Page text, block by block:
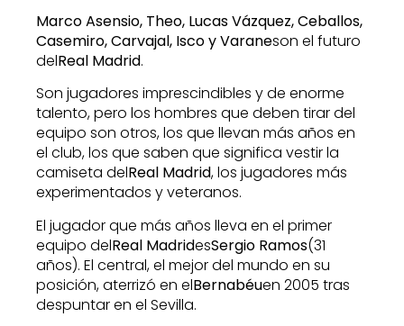
Marco Asensio, Theo, Lucas Vázquez, Ceballos,
Casemiro, Carvajal, Isco y Varaneson el futuro
delReal Madrid.
Son jugadores imprescindibles y de enorme
talento, pero los hombres que deben tirar del
equipo son otros, los que llevan más años en
el club, los que saben que significa vestir la
camiseta delReal Madrid, los jugadores más
experimentados y veteranos.
El jugador que más años lleva en el primer
equipo delReal MadridesSergio Ramos(31
años). El central, el mejor del mundo en su
posición, aterrizó en elBernabéuen 2005 tras
despuntar en el Sevilla.